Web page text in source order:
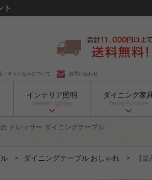
ト
・キャンセルについて お問い合わせ
インテリア照明
Interior Lighting
ダイニング家
Dining Furniture
ドレッサー ダイニングテーブル
ダイニングテーブル おしゃれ
【